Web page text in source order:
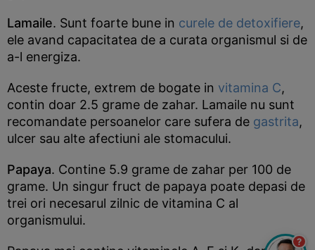
Lamaile. Sunt foarte bune in curele de detoxifiere,
ele avand capacitatea de a curata organismul si de
a-l energiza.
Aceste fructe, extrem de bogate in vitamina C,
contin doar 2.5 grame de zahar. Lamaile nu sunt
recomandate persoanelor care sufera de gastrita,
ulcer sau alte afectiuni ale stomacului.
Papaya. Contine 5.9 grame de zahar per 100 de
grame. Un singur fruct de papaya poate depasi de
trei ori necesarul zilnic de vitamina C al
organismului.
?